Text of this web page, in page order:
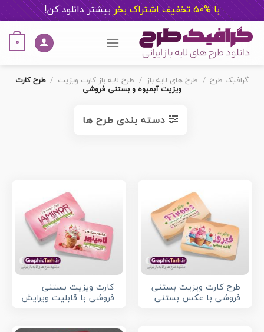
با %50 تخفیف اشتراک بخر بیشتر دانلود کن!
content
0
گرافیک طرح / طرح های لایه باز / طرح لایه باز کارت ویزیت / طرح کارت
ویزیت آبمیوه و بستنی فروشی
دسته بندی طرح ها
طرح کارت ویزیت بستنی
فروشی با عکس بستنی
کارت ویزیت بستنی
فروشی با قابلیت ویرایش